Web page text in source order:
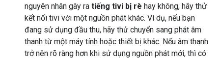
nguyên nhân gây ra tiếng tivi bị rè hay không, hãy thử
kết nối tivi với một nguồn phát khác. Ví dụ, nếu bạn
đang sử dụng đầu thu, hãy thử chuyển sang phát âm
thanh từ một máy tính hoặc thiết bị khác. Nếu âm thanh
trở nên rõ ràng hơn khi sử dụng nguồn phát mới, thì có